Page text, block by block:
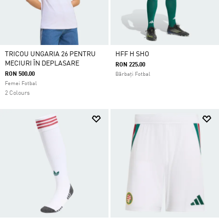
TRICOU UNGARIA 26 PENTRU
MECIURI ÎN DEPLASARE
RON 500.00
Femei Fotbal
2 Colours
HFF H SHO
RON 225.00
Bărbați Fotbal